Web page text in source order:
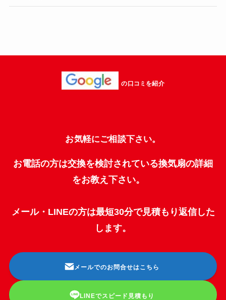
の口コミを紹介
お気軽にご相談下さい。
お電話の方は交換を検討されている換気扇の詳細
をお教え下さい。
メール・LINEの方は最短30分で見積もり返信した
します。
メールでのお問合せはこちら
LINEでスピード見積もり